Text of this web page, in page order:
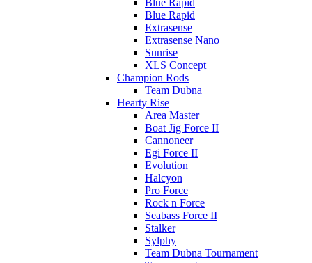
Blue Rapid
Extrasense
Extrasense Nano
Sunrise
XLS Concept
Champion Rods
Team Dubna
Hearty Rise
Area Master
Boat Jig Force II
Cannoneer
Egi Force II
Evolution
Halcyon
Pro Force
Rock n Force
Seabass Force II
Stalker
Sylphy
Team Dubna Tournament